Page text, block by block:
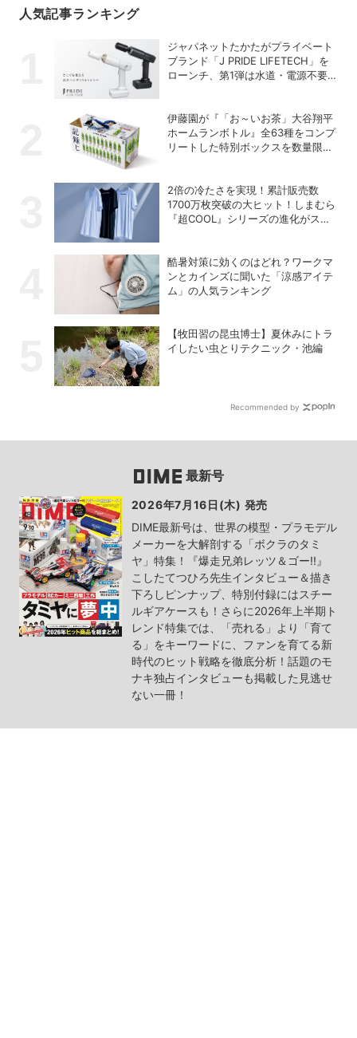
人気記事ランキング
ジャパネットたかたがプライベート
ブランド「J PRIDE LIFETECH」を
ローンチ、第1弾は水道・電源不要
伊藤園が『「お～いお茶」大谷翔平
ホームランボトル』全63種をコンプ
リートした特別ボックスを数量限定
2倍の冷たさを実現！累計販売数
1700万枚突破の大ヒット！しまむら
『超COOL』シリーズの進化がスゴ
酷暑対策に効くのはどれ？ワークマ
ンとカインズに聞いた「涼感アイテ
ム」の人気ランキング
【牧田習の昆虫博士】夏休みにトラ
イしたい虫とりテクニック・池編
Recommended by
最新号
2026年7月16日(木) 発売
DIME最新号は、世界の模型・プラモデル
メーカーを大解剖する「ボクラのタミ
ヤ」特集！『爆走兄弟レッツ＆ゴー!!』
こしたてつひろ先生インタビュー＆描き
下ろしピンナップ、特別付録にはスチー
ルギアケースも！さらに2026年上半期ト
レンド特集では、「売れる」より「育て
る」をキーワードに、ファンを育てる新
時代のヒット戦略を徹底分析！話題のモ
ナキ独占インタビューも掲載した見逃せ
ない一冊！